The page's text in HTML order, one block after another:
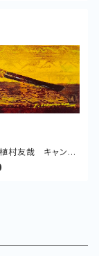
村友哉 キャンバ